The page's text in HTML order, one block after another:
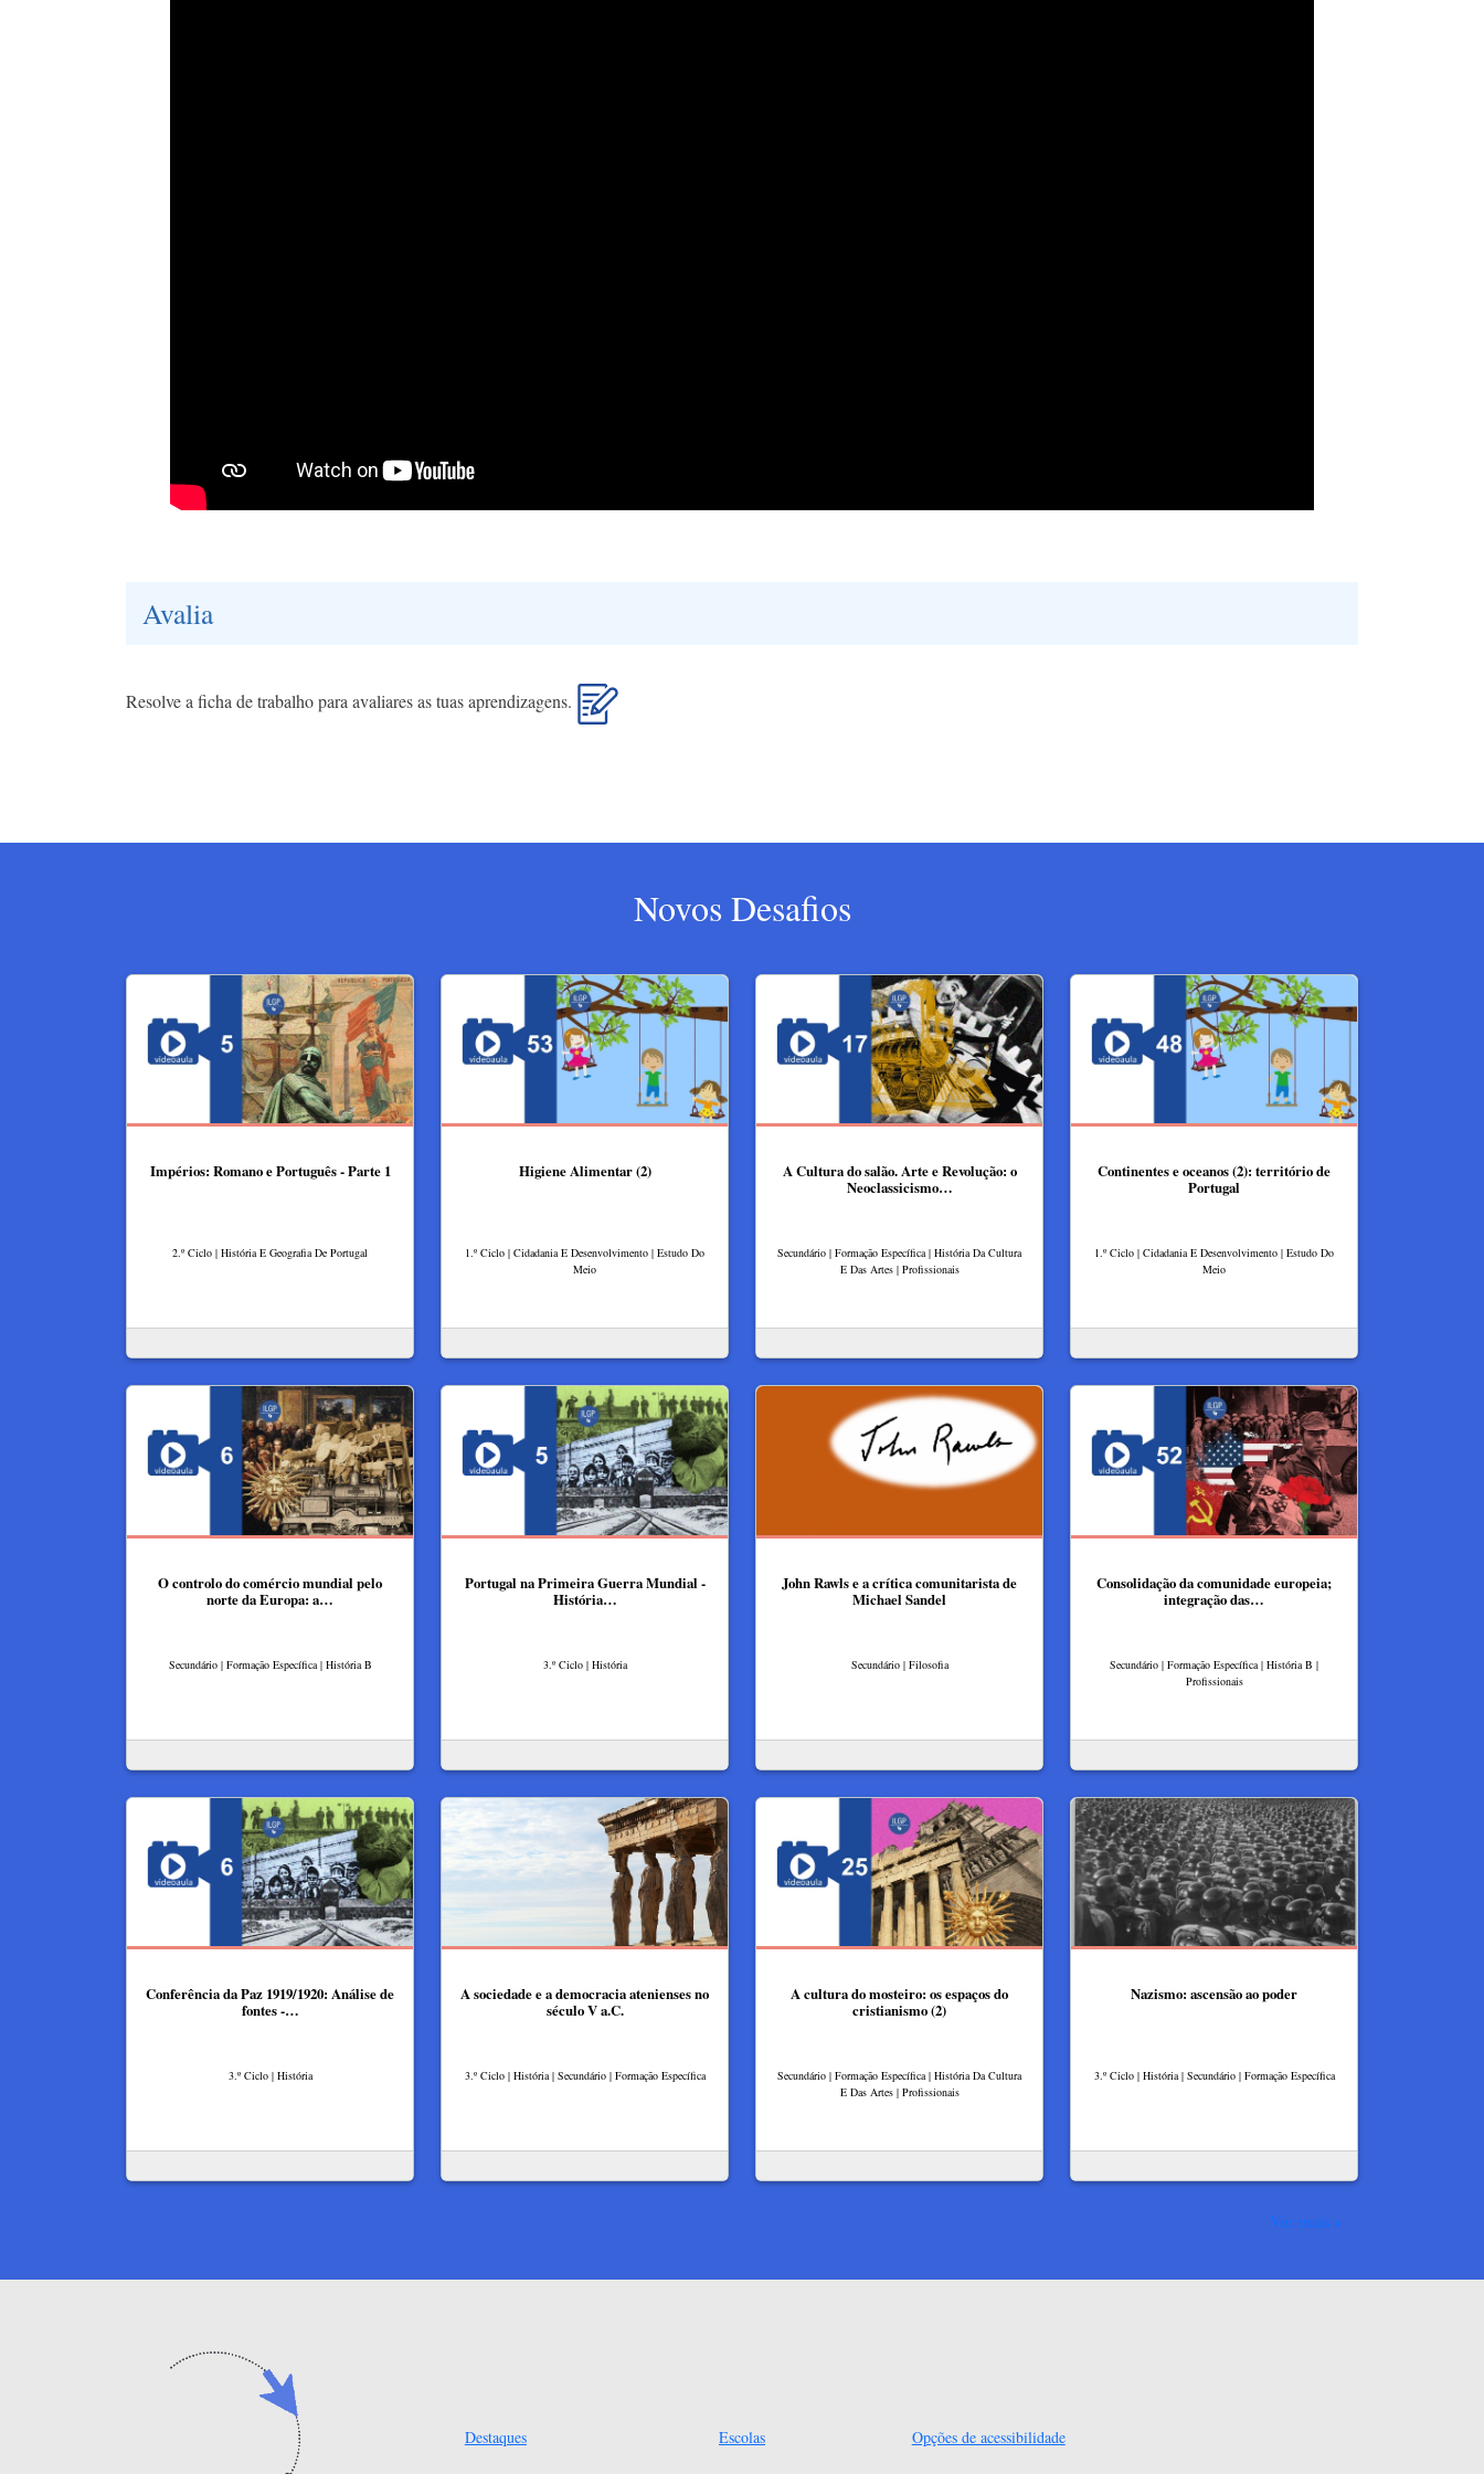
Avalia
Resolve a ficha de trabalho para avaliares as tuas aprendizagens.
Novos Desafios
Impérios: Romano e Português - Parte 1
2.º Ciclo | História E Geografia De Portugal
Higiene Alimentar (2)
1.º Ciclo | Cidadania E Desenvolvimento | Estudo Do
Meio
A Cultura do salão. Arte e Revolução: o
Neoclassicismo…
Secundário | Formação Específica | História Da Cultura
E Das Artes | Profissionais
Continentes e oceanos (2): território de
Portugal
1.º Ciclo | Cidadania E Desenvolvimento | Estudo Do
Meio
O controlo do comércio mundial pelo
norte da Europa: a…
Secundário | Formação Específica | História B
Portugal na Primeira Guerra Mundial -
História…
3.º Ciclo | História
John Rawls e a crítica comunitarista de
Michael Sandel
Secundário | Filosofia
Consolidação da comunidade europeia;
integração das…
Secundário | Formação Específica | História B |
Profissionais
Conferência da Paz 1919/1920: Análise de
fontes -…
3.º Ciclo | História
A sociedade e a democracia atenienses no
século V a.C.
3.º Ciclo | História | Secundário | Formação Específica
A cultura do mosteiro: os espaços do
cristianismo (2)
Secundário | Formação Específica | História Da Cultura
E Das Artes | Profissionais
Nazismo: ascensão ao poder
3.º Ciclo | História | Secundário | Formação Específica
Ver mais
Destaques
Escolas
Opções de acessibilidade